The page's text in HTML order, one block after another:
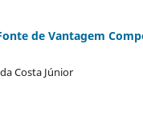
de Vantagem
Costa Júnior